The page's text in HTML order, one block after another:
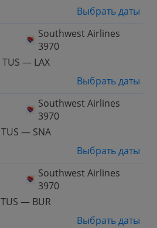
Выбрать даты
Southwest Airlines
3970
TUS — LAX
Выбрать даты
Southwest Airlines
3970
TUS — SNA
Выбрать даты
Southwest Airlines
3970
TUS — BUR
Выбрать даты